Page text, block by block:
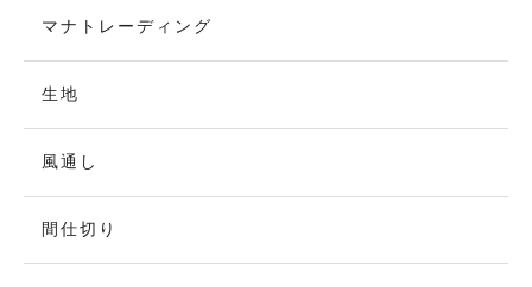
マナトレーディング
生地
風通し
間仕切り